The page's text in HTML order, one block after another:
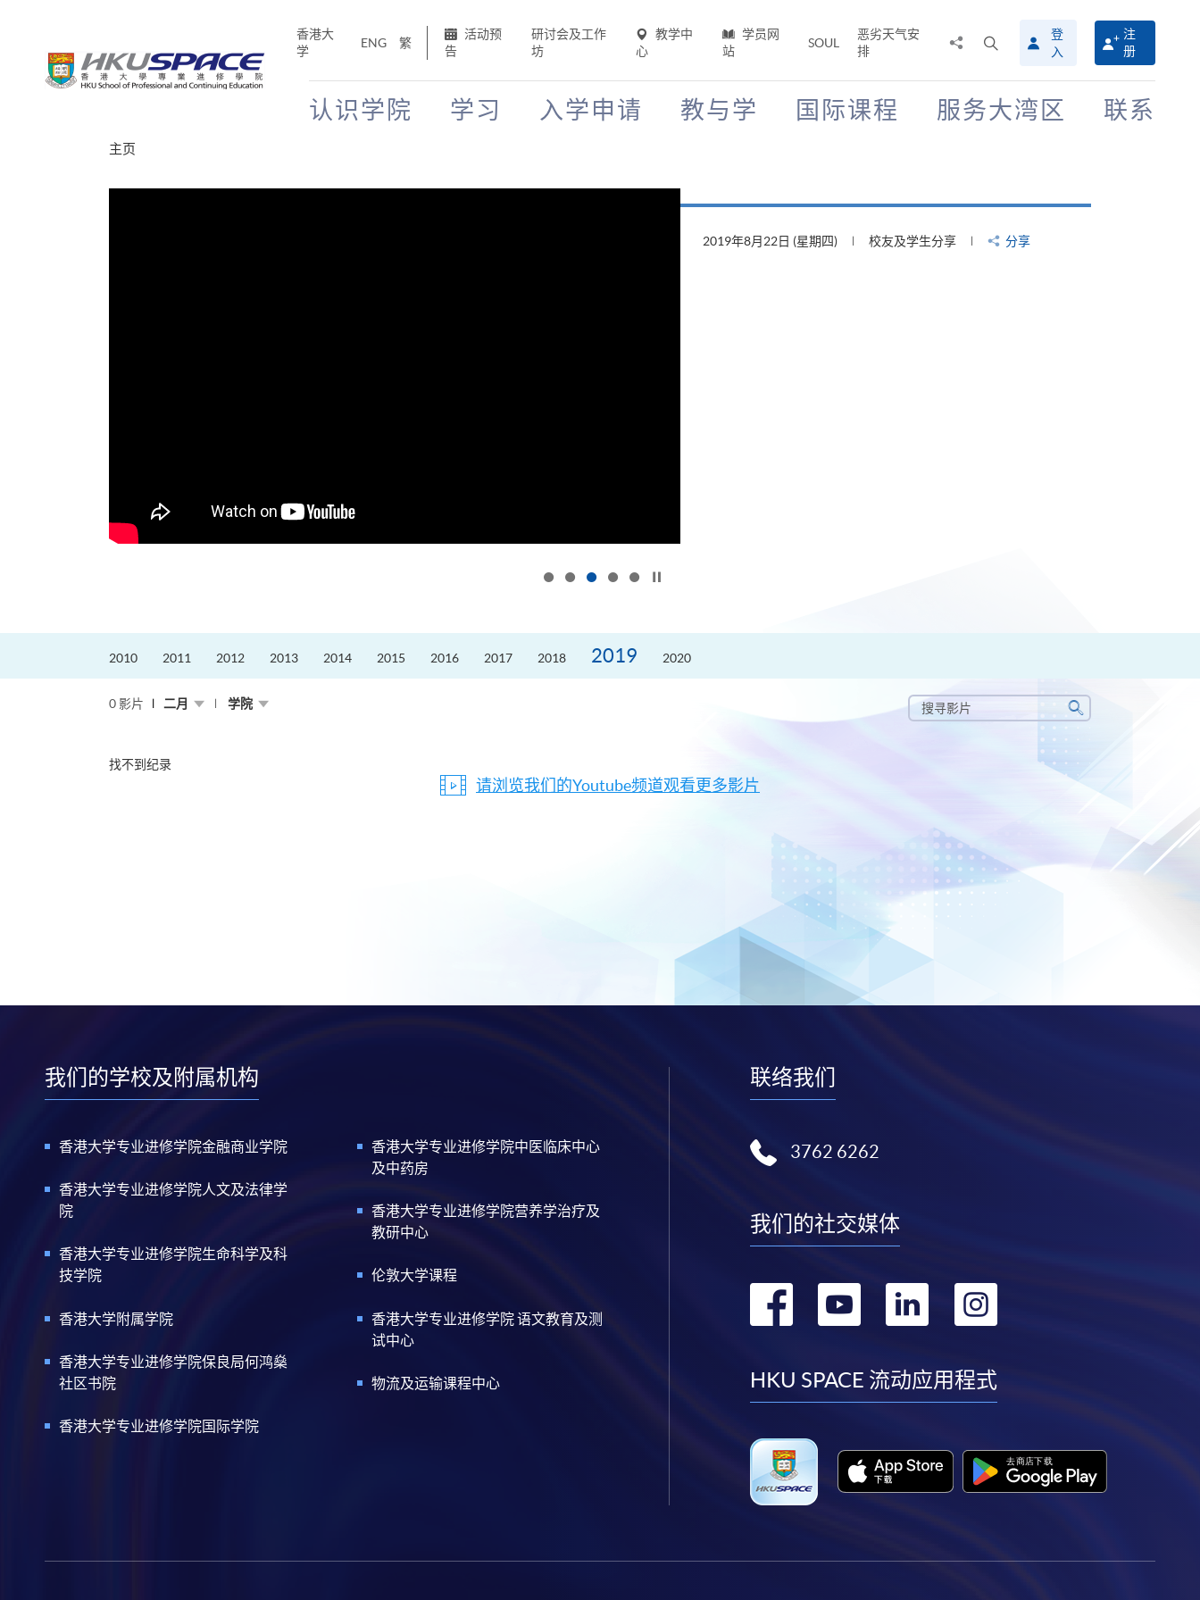
香港大
学
ENG 繁
活动预
告
研讨会及工作
坊
教学中
心
学员网
站
SOUL
恶劣天气安
排
搜
寻
介
登
入
注
册
认识学院 学习 入学申请 教与学 国际课程 服务大湾区 联系
主页
2019年8月22日 (星期四) 校友及学生分享 分享
2010 2011 2012 2013 2014 2015 2016 2017 2018 2019 2020
0 影片 二月 学院
搜
寻
搜
寻
找不到纪录
请浏览我们的Youtube频道观看更多影片
我们的学校及附属机构
香港大学专业进修学院金融商业学院
香港大学专业进修学院人文及法律学
院
香港大学专业进修学院生命科学及科
技学院
香港大学附属学院
香港大学专业进修学院保良局何鸿燊
社区书院
香港大学专业进修学院国际学院
香港大学专业进修学院中医临床中心
及中药房
香港大学专业进修学院营养学治疗及
教研中心
伦敦大学课程
香港大学专业进修学院 语文教育及测
试中心
物流及运输课程中心
联络我们
3762 6262
我们的社交媒体
转
facebook
转
youtube
转
linkedin
转
instagram
HKU SPACE 流动应用程式